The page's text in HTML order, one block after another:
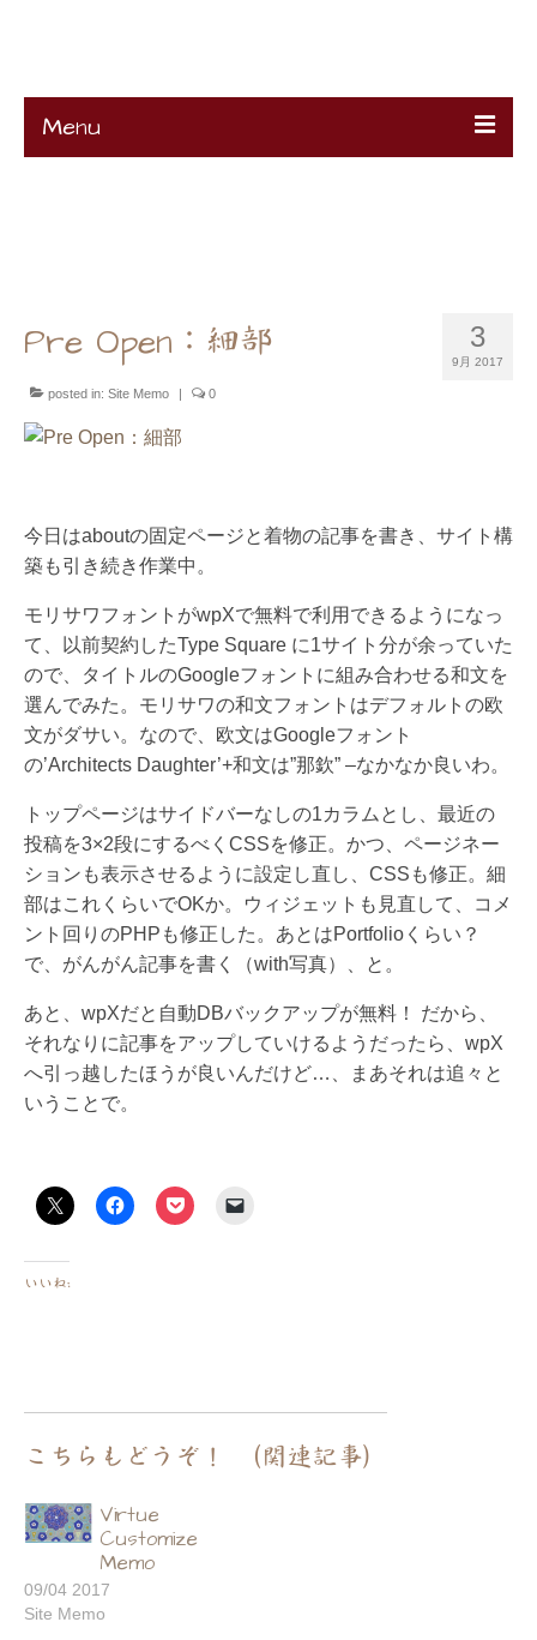
Menu
3
9月 2017
Pre Open：細部
posted in: Site Memo | 0
今日はaboutの固定ページと着物の記事を書き、サイト構
築も引き続き作業中。
モリサワフォントがwpXで無料で利用できるようになっ
て、以前契約したType Square に1サイト分が余っていた
ので、タイトルのGoogleフォントに組み合わせる和文を
選んでみた。モリサワの和文フォントはデフォルトの欧
文がダサい。なので、欧文はGoogleフォント
の’Architects Daughter’+和文は”那欽” –なかなか良いわ。
トップページはサイドバーなしの1カラムとし、最近の
投稿を3×2段にするべくCSSを修正。かつ、ページネー
ションも表示させるように設定し直し、CSSも修正。細
部はこれくらいでOKか。ウィジェットも見直して、コメ
ント回りのPHPも修正した。あとはPortfolioくらい？
で、がんがん記事を書く（with写真）、と。
あと、wpXだと自動DBバックアップが無料！ だから、
それなりに記事をアップしていけるようだったら、wpX
へ引っ越したほうが良いんだけど…、まあそれは追々と
いうことで。
いいね:
こちらもどうぞ！ （関連記事）
Virtue
Customize
Memo
09/04 2017
Site Memo